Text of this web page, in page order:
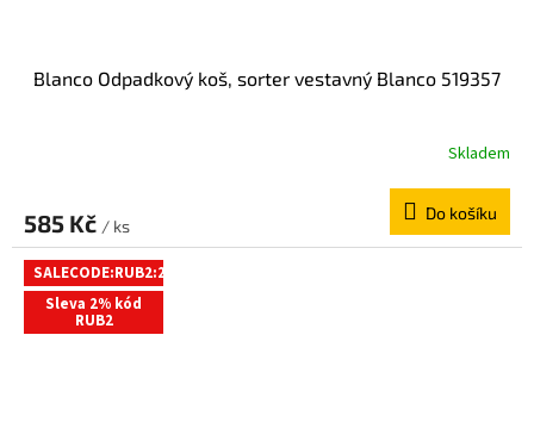
Blanco Odpadkový koš, sorter vestavný Blanco 519357
Skladem
585 Kč / ks
Do košíku
SALECODE:RUB2:2:%
Sleva 2% kód
RUB2